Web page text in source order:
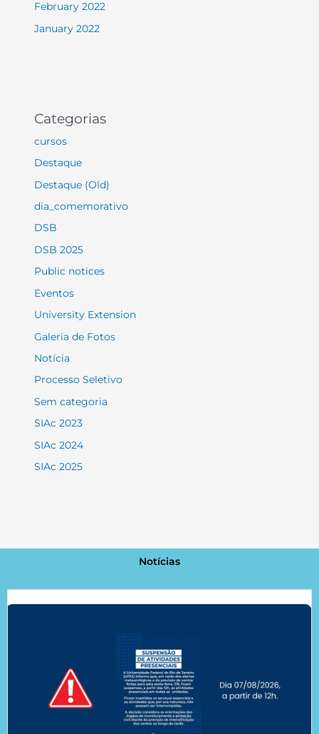
February 2022
January 2022
Categorias
cursos
Destaque
Destaque (Old)
dia_comemorativo
DSB
DSB 2025
Public notices
Eventos
University Extension
Galeria de Fotos
Notícia
Processo Seletivo
Sem categoria
SIAc 2023
SIAc 2024
SIAc 2025
Notícias